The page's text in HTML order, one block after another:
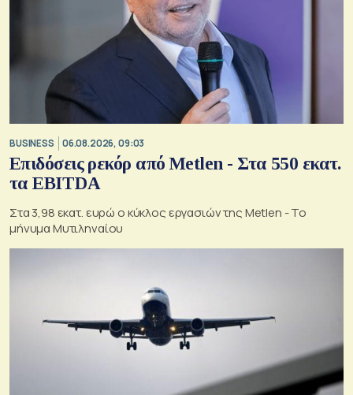
BUSINESS 06.08.2026, 09:03
Επιδόσεις ρεκόρ από Metlen - Στα 550 εκατ.
τα EBITDA
Στα 3,98 εκατ. ευρώ ο κύκλος εργασιών της Metlen - Το
μήνυμα Μυτιληναίου